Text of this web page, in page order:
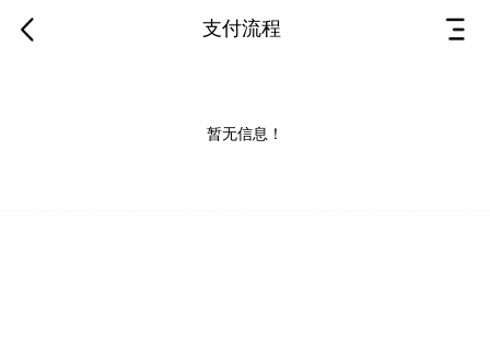
支付流程
暂无信息！